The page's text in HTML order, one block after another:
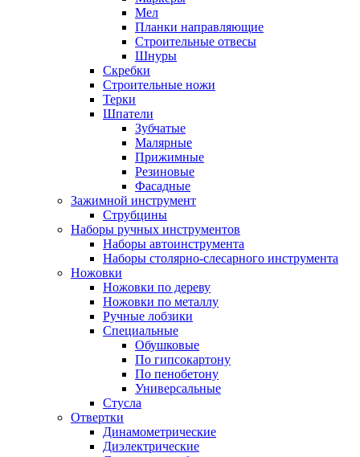
Мел
Планки направляющие
Строительные отвесы
Шнуры
Скребки
Строительные ножи
Терки
Шпатели
Зубчатые
Малярные
Прижимные
Резиновые
Фасадные
Зажимной инструмент
Струбцины
Наборы ручных инструментов
Наборы автоинструмента
Наборы столярно-слесарного инструмента
Ножовки
Ножовки по дереву
Ножовки по металлу
Ручные лобзики
Специальные
Обушковые
По гипсокартону
По пенобетону
Универсальные
Стусла
Отвертки
Динамометрические
Диэлектрические